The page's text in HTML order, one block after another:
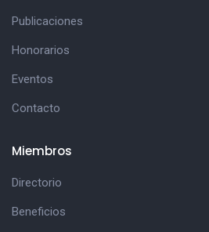
Publicaciones
Honorarios
Eventos
Contacto
Miembros
Directorio
Beneficios